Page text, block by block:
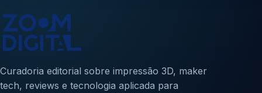
Curadoria editorial sobre impressão 3D, maker
tech, reviews e tecnologia aplicada para